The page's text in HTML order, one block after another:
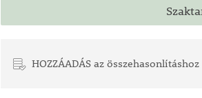
HOZZÁADÁS az összehasonlításhoz